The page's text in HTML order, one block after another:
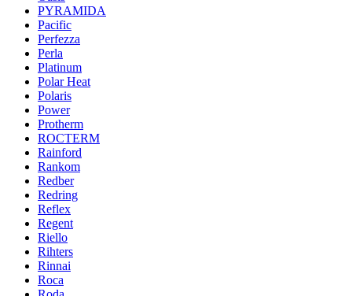
PYRAMIDA
Pacific
Perfezza
Perla
Platinum
Polar Heat
Polaris
Power
Protherm
ROCTERM
Rainford
Rankom
Redber
Redring
Reflex
Regent
Riello
Rihters
Rinnai
Roca